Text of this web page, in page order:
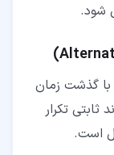
شود.
با گذشت زمان
تکرار
است.